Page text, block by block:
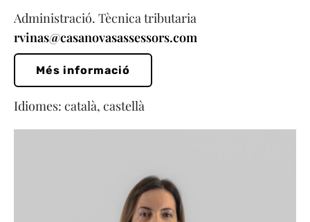
Administració. Tècnica tributaria
rvinas@casanovasassessors.com
Més informació
Idiomes: català, castellà